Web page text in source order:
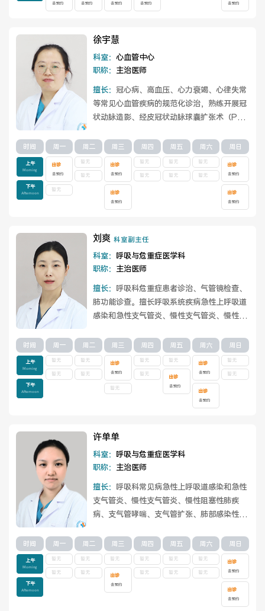
去预约 去预约 去预约 去预约 去预约
徐宇慧
科室： 心血管中心
职称： 主治医师
擅长： 冠心病、高血压、心力衰竭、心律失常
等常见心血管疾病的规范化诊治，熟练开展冠
状动脉造影、经皮冠状动脉球囊扩张术（PT
看详情
时间
上午
Morning
下午
Afternoon
周一
出诊
去预约
暂无
周二
暂无
暂无
周三
出诊
去预约
出诊
去预约
周四
暂无
暂无
周五
暂无
暂无
周六
暂无
暂无
周日
出诊
去预约
出诊
去预约
刘爽 科室副主任
科室： 呼吸与危重症医学科
职称： 主治医师
擅长： 呼吸科危重症患者诊治、气管镜检查、
肺功能诊查。擅长呼吸系统疾病急性上呼吸道
感染和急性支气管炎、慢性支气管炎、慢性阻
查看详情
时间
上午
Morning
下午
Afternoon
周一
暂无
暂无
周二
暂无
暂无
周三
出诊
去预约
暂无
周四
暂无
暂无
周五
暂无
出诊
去预约
周六
出诊
去预约
出诊
去预约
周日
暂无
暂无
许单单
科室： 呼吸与危重症医学科
职称： 主治医师
擅长： 呼吸科常见病急性上呼吸道感染和急性
支气管炎、慢性支气管炎、慢性阻塞性肺疾
病、支气管哮喘、支气管扩张、肺部感染性疾
疾...
查看详情
时间
上午
Morning
下午
Afternoon
周一
暂无
暂无
周二
暂无
暂无
周三
暂无
出诊
去预约
周四
暂无
暂无
周五
暂无
暂无
周六
暂无
暂无
周日
出诊
去预约
出诊
去预约